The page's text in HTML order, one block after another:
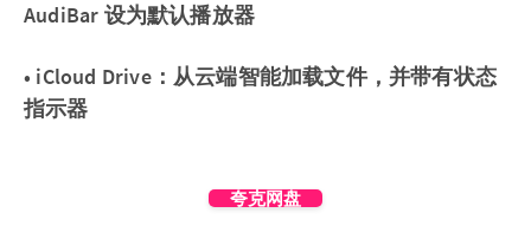
AudiBar 设为默认播放器
• iCloud Drive：从云端智能加载文件，并带有状态
指示器
夸克网盘